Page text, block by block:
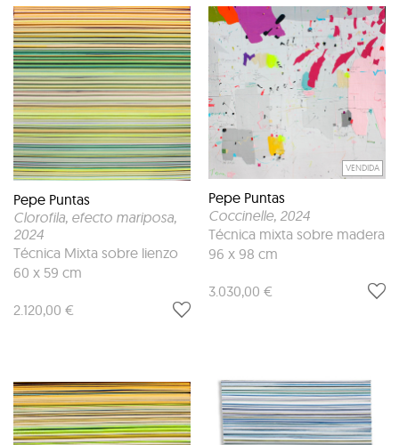
Pepe Puntas
Clorofila, efecto mariposa,
2024
Técnica Mixta sobre lienzo
60 x 59 cm
2.120,00 €
Pepe Puntas
VENDIDA
Coccinelle, 2024
Técnica mixta sobre madera
96 x 98 cm
3.030,00 €